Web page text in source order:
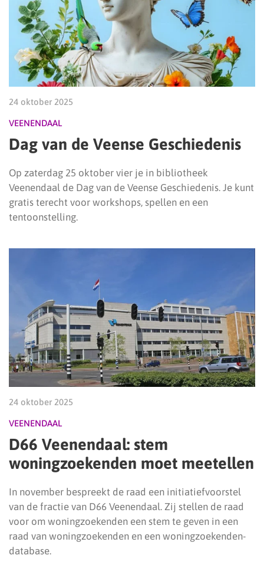
24 oktober 2025
VEENENDAAL
Dag van de Veense Geschiedenis
Op zaterdag 25 oktober vier je in bibliotheek
Veenendaal de Dag van de Veense Geschiedenis. Je kunt
gratis terecht voor workshops, spellen en een
tentoonstelling.
24 oktober 2025
VEENENDAAL
D66 Veenendaal: stem
woningzoekenden moet meetellen
In november bespreekt de raad een initiatiefvoorstel
van de fractie van D66 Veenendaal. Zij stellen de raad
voor om woningzoekenden een stem te geven in een
raad van woningzoekenden en een woningzoekenden-
database.